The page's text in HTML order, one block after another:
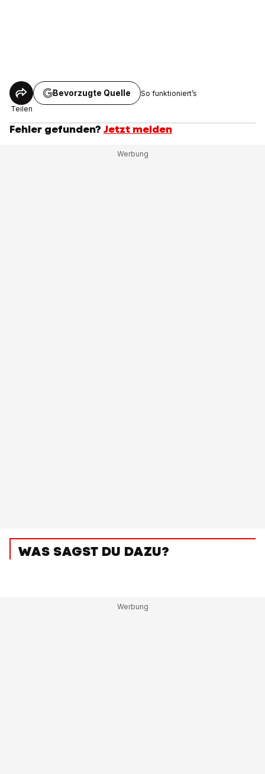
Teilen
Bevorzugte Quelle So funktioniert’s
Fehler gefunden? Jetzt melden
WAS SAGST DU DAZU?